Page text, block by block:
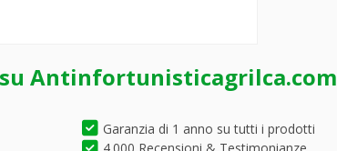
Antinfortunisticagrilca.com
Garanzia di 1 anno su tutti i prodotti